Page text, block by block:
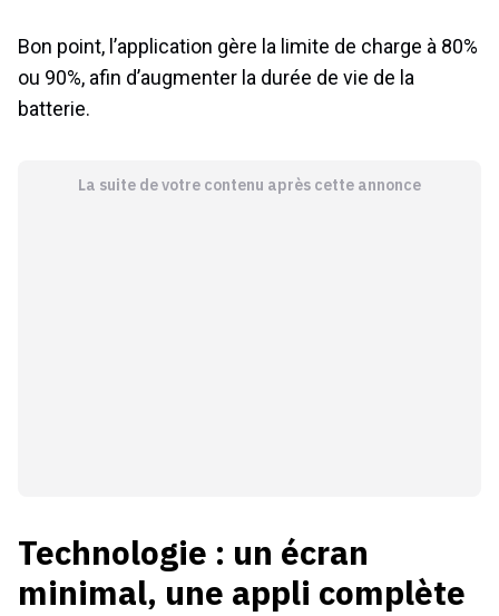
Bon point, l’application gère la limite de charge à 80%
ou 90%, afin d’augmenter la durée de vie de la
batterie.
La suite de votre contenu après cette annonce
Technologie : un écran
minimal, une appli complète